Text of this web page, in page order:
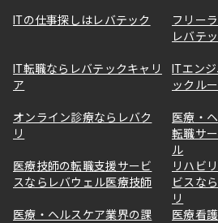
ITの仕事探しはレバテック
フリー
レバテ
IT転職ならレバテックキャリ
ア
ITエン
ックル
オンライン診療ならレバク
リ
医療・
転職サ
ル
医療技師の転職支援サービ
スならレバウェル医療技師
リハビ
ビスな
リ
医療・ヘルスケア業界の課
医療看